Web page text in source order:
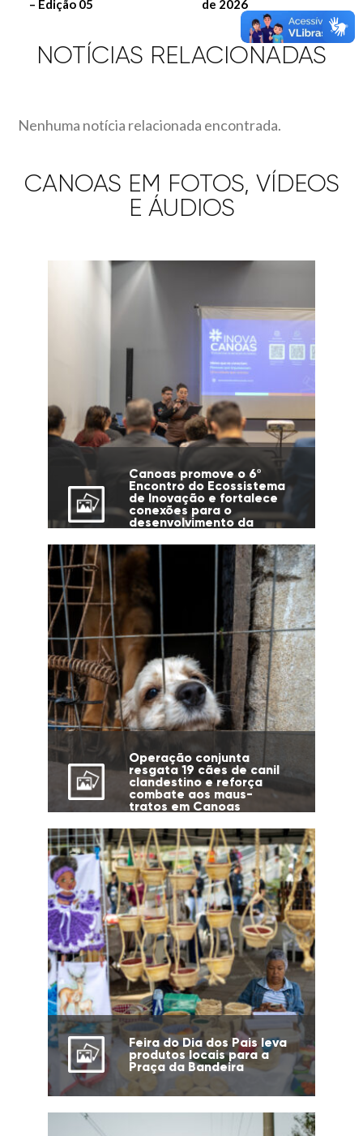
– Edição 05 de 2026
NOTÍCIAS RELACIONADAS
Nenhuma notícia relacionada encontrada.
CANOAS EM FOTOS, VÍDEOS
E ÁUDIOS
Canoas promove o 6º
Encontro do Ecossistema
de Inovação e fortalece
conexões para o
desenvolvimento da
Operação conjunta
resgata 19 cães de canil
clandestino e reforça
combate aos maus-
tratos em Canoas
Feira do Dia dos Pais leva
produtos locais para a
Praça da Bandeira